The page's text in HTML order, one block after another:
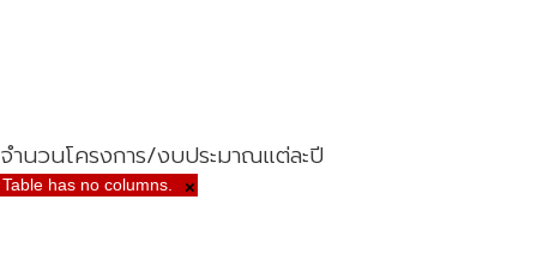
จำนวนโครงการ/งบประมาณแต่ละปี
Table has no columns. ×